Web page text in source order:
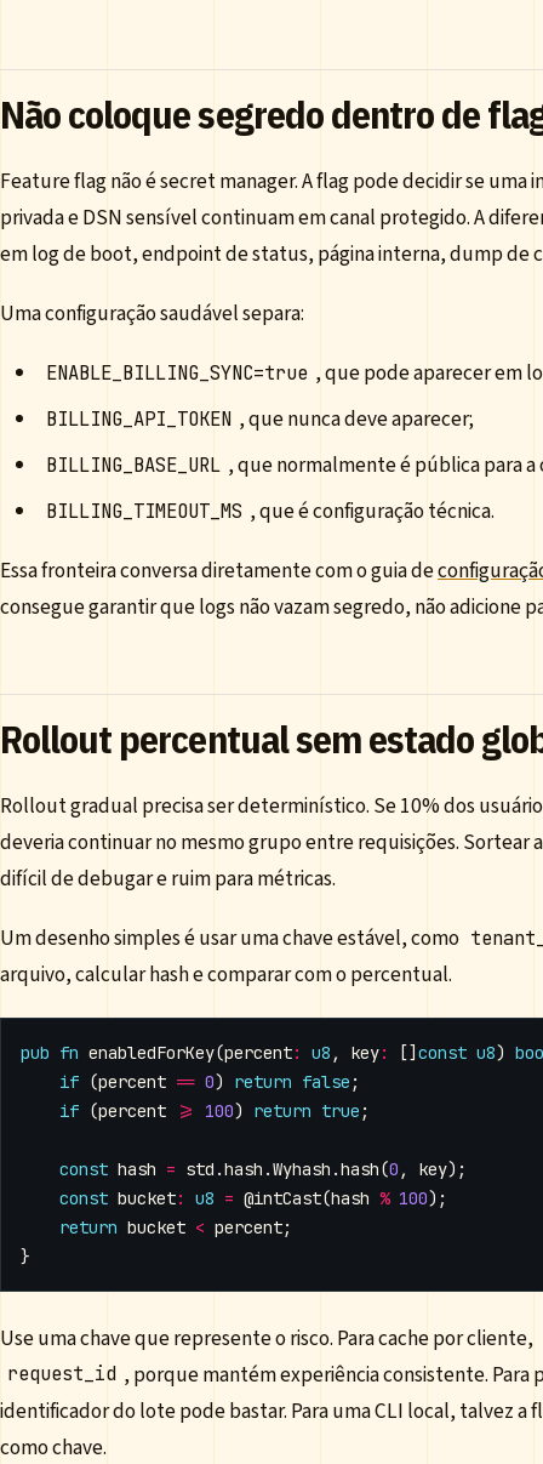
Não coloque segredo dentro de
Feature flag não é secret manager. A flag pode decidir se
privada e DSN sensível continuam em canal protegido. A
em log de boot, endpoint de status, página interna, dump de
Uma configuração saudável separa:
ENABLE_BILLING_SYNC=true , que pode aparecer em
BILLING_API_TOKEN , que nunca deve aparecer;
BILLING_BASE_URL , que normalmente é pública para a
BILLING_TIMEOUT_MS , que é configuração técnica.
Essa fronteira conversa diretamente com o guia de
consegue garantir que logs não vazam segredo, não adicione
Rollout percentual sem estado
Rollout gradual precisa ser determinístico. Se 10% dos
deveria continuar no mesmo grupo entre requisições. Sortear
difícil de debugar e ruim para métricas.
Um desenho simples é usar uma chave estável, como
arquivo, calcular hash e comparar com o percentual.
pub fn enabledForKey(percent: u8 , key: [] const u8)
if (percent == 0) return false ;
if (percent >= 100) return true ;
const hash = std .hash .Wyhash .hash(0 , key);
const bucket: u8 = @intCast(hash % 100);
return bucket < percent;
}
Use uma chave que represente o risco. Para cache por cliente,
request_id , porque mantém experiência consistente.
identificador do lote pode bastar. Para uma CLI local, talvez a
como chave.